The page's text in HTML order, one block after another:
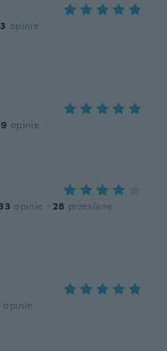
opinie
opinie
opinie · 28 przesłane
opinie